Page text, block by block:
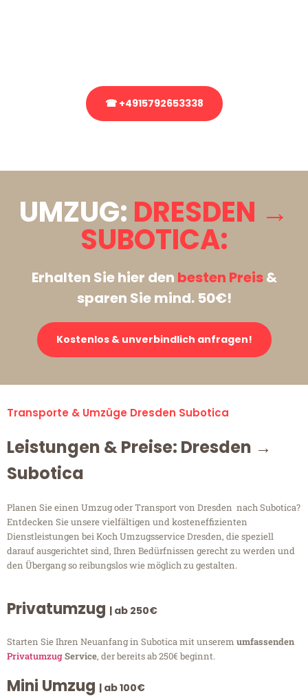
☎ +4915792653338
UMZUG: DRESDEN →
SUBOTICA:
Erhalten Sie hier den besten Preis&
sparen Sie mind. 50€!
Kostenlos & unverbindlich anfragen!
Transporte & Umzüge Dresden Subotica
Leistungen & Preise: Dresden →
Subotica
Planen Sie einen Umzug oder Transport von Dresden nach Subotica?
Entdecken Sie unsere vielfältigen und kosteneffizienten
Dienstleistungen bei Koch Umzugsservice Dresden, die speziell
darauf ausgerichtet sind, Ihren Bedürfnissen gerecht zu werden und
den Übergang so reibungslos wie möglich zu gestalten.
Privatumzug | ab 250€
Starten Sie Ihren Neuanfang in Subotica mit unserem umfassenden
PrivatumzugService, der bereits ab 250€ beginnt.
Mini Umzug | ab 100€